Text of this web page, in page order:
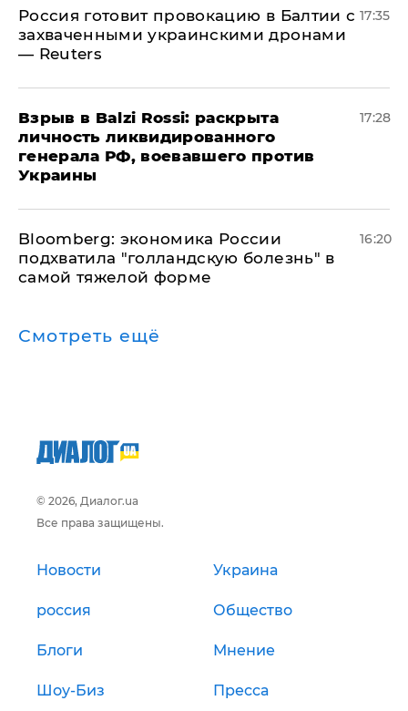
​Россия готовит провокацию в Балтии с
захваченными украинскими дронами
— Reuters
17:35
​Взрыв в Balzi Rossi: раскрыта
личность ликвидированного
генерала РФ, воевавшего против
Украины
17:28
Bloomberg: экономика России
подхватила "голландскую болезнь" в
самой тяжелой форме
16:20
Смотреть ещё
© 2026, Диалог.ua
Все права защищены.
Новости Украина
россия Общество
Блоги Мнение
Шоу-Биз Пресса